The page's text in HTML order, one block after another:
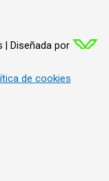
| Diseñada por
de cookies